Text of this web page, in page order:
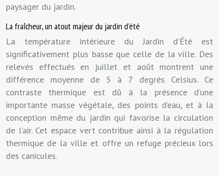
paysager du jardin.
La fraîcheur, un atout majeur du jardin d’été
La température intérieure du Jardin d’Été est
significativement plus basse que celle de la ville. Des
relevés effectués en juillet et août montrent une
différence moyenne de 5 à 7 degrés Celsius. Ce
contraste thermique est dû à la présence d’une
importante masse végétale, des points d’eau, et à la
conception même du jardin qui favorise la circulation
de l’air. Cet espace vert contribue ainsi à la régulation
thermique de la ville et offre un refuge précieux lors
des canicules.